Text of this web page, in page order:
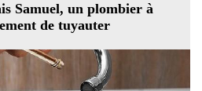
Samuel, un plombier à
de tuyauter